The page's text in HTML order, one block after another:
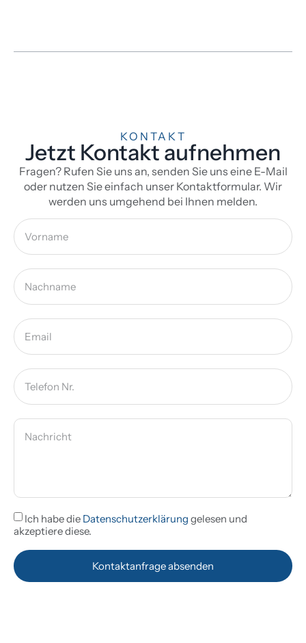
KONTAKT
Jetzt Kontakt aufnehmen
Fragen? Rufen Sie uns an, senden Sie uns eine E-Mail
oder nutzen Sie einfach unser Kontaktformular. Wir
werden uns umgehend bei Ihnen melden.
Ich habe die Datenschutzerklärung gelesen und
akzeptiere diese.
Kontaktanfrage absenden